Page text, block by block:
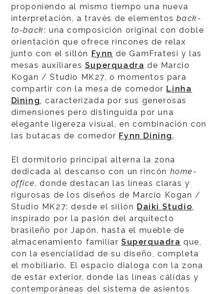
proponiendo al mismo tiempo una nueva
interpretación, a través de elementosback-
to-back: una composición original con doble
orientación que ofrece rincones de relax
junto con el sillón Fynn de GamFratesi y las
mesas auxiliares Superquadra de Marcio
Kogan / Studio MK27, o momentos para
compartir con la mesa de comedor Linha
Dining, caracterizada por sus generosas
dimensiones pero distinguida por una
elegante ligereza visual, en combinación con
las butacas de comedor Fynn Dining.
El dormitorio principal alterna la zona
dedicada al descanso con un rincón home-
office, donde destacan las líneas claras y
rigurosas de los diseños de Marcio Kogan /
Studio MK27: desde el sillón Daiki Studio,
inspirado por la pasión del arquitecto
brasileño por Japón, hasta el mueble de
almacenamiento familiar Superquadra que,
con la esencialidad de su diseño, completa
el mobiliario. El espacio dialoga con la zona
de estar exterior, donde las líneas cálidas y
contemporáneas del sistema de asientos